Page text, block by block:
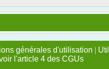
générales d'utilisation |
l'article 4 des CGUs